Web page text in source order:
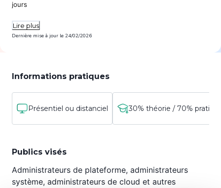
jours
Lire plus
Dernière mise à jour le 24/02/2026
Informations pratiques
Présentiel ou distanciel 30% théorie / 70%
Publics visés
Administrateurs de plateforme, administrateurs
système, administrateurs de cloud et autres